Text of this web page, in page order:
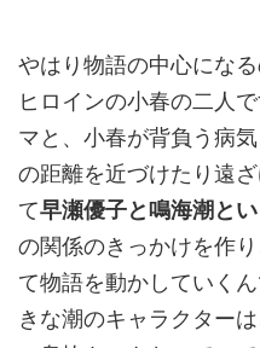
やはり物語の中心にな
ヒロインの小春の二人
マと、小春が背負う病
の距離を近づけたり遠
て早瀬優子と鳴海潮と
の関係のきっかけを作
て物語を動かしていく
きな潮のキャラクター